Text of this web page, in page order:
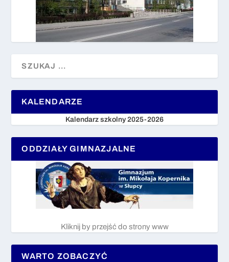
KALENDARZE
Kalendarz szkolny 2025-2026
ODDZIAŁY GIMNAZJALNE
Kliknij by przejść do strony www
WARTO ZOBACZYĆ